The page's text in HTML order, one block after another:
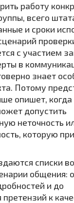
работу
всего
и сроки
с участием
в
знает
Потому
опишет, когда
допустить
неточность
которую
списки
общения:
и до
к